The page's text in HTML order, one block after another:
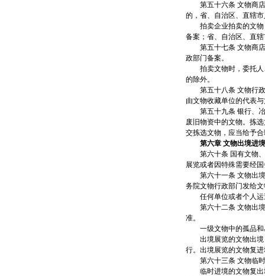
第五十六条 文物商店
的，省、自治区、直辖
拍卖企业拍卖的文物
备案；省、自治区、直
第五十七条 文物商店
政部门备案。
拍卖文物时，委托人
的除外。
第五十八条 文物行政
由文物收藏单位的代表
第五十九条 银行、冶
废旧物资中的文物。拣
交拣选文物，应当给
第六章 文物出境进境
第六十条 国有文物、
展览或者因特殊需要经
第六十一条 文物出境
务院文物行政部门发给
任何单位或者个人运
第六十二条 文物出境
准。
一级文物中的孤品和
出境展览的文物出境
行。出境展览的文物复
第六十三条 文物临时
临时进境的文物复出